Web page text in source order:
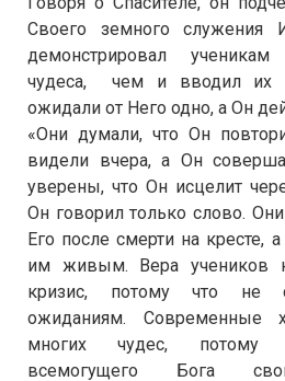
Своего земного
демонстрировал
чудеса, чем и вводил их
ожидали от Него одно, а Он
«Они думали, что Он
видели вчера, а Он
уверены, что Он исцелит
Он говорил только слово.
Его после смерти на кресте,
им живым. Вера учеников
кризис, потому что не
ожиданиям. Современные
многих чудес, потому
всемогущего Бога